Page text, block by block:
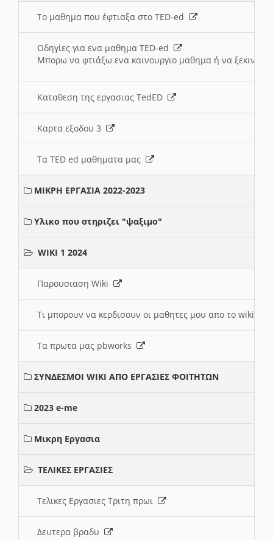
Το μαθημα που έφτιαξα στο TED-ed
Οδηγίες για ενα μαθημα TED-ed
Μπορω να φτιάξω ενα καινουργιο μαθημα ή να
Καταθεση της εργασιας TedED
Καρτα εξοδου 3
Τα TED ed μαθηματα μας
ΜΙΚΡΗ ΕΡΓΑΣΙΑ 2022-2023
Υλικο που στηριζει "ψαξιμο"
WIKI 1 2024
Παρουσιαση Wiki
Τι μπορουν να κερδισουν οι μαθητες μου απο το wiki
Τα πρωτα μας pbworks
ΣΥΝΔΕΣΜΟΙ WIKI ΑΠΟ ΕΡΓΑΣΙΕΣ ΦΟΙΤΗΤΩΝ
2023 e-me
Μικρη Εργασια
ΤΕΛΙΚΕΣ ΕΡΓΑΣΙΕΣ
Τελικες Εργασιες Τριτη πρωι
Δευτερα βραδυ